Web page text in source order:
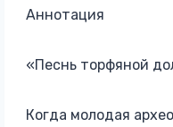
Аннотация
«Песнь торфяной
Когда молодая